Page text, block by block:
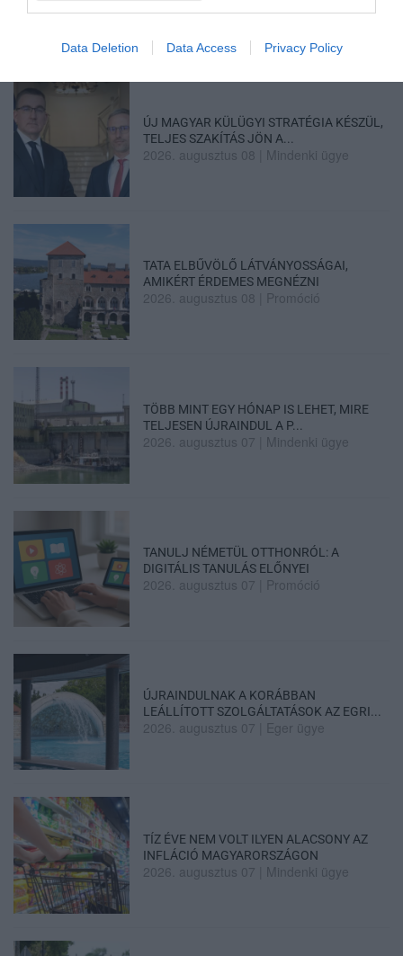
Data Deletion Data Access Privacy Policy
2026. augusztus 08|Mindenki ügye
ÚJ MAGYAR KÜLÜGYI STRATÉGIA KÉSZÜL,
TELJES SZAKÍTÁS JÖN A...
2026. augusztus 08 Mindenki ügye
TATA ELBŰVÖLŐ LÁTVÁNYOSSÁGAI,
AMIKÉRT ÉRDEMES MEGNÉZNI
2026. augusztus 08 Promóció
TÖBB MINT EGY HÓNAP IS LEHET, MIRE
TELJESEN ÚJRAINDUL A P...
2026. augusztus 07 Mindenki ügye
TANULJ NÉMETÜL OTTHONRÓL: A
DIGITÁLIS TANULÁS ELŐNYEI
2026. augusztus 07 Promóció
ÚJRAINDULNAK A KORÁBBAN
LEÁLLÍTOTT SZOLGÁLTATÁSOK AZ EGRI...
2026. augusztus 07 Eger ügye
TÍZ ÉVE NEM VOLT ILYEN ALACSONY AZ
INFLÁCIÓ MAGYARORSZÁGON
2026. augusztus 07 Mindenki ügye